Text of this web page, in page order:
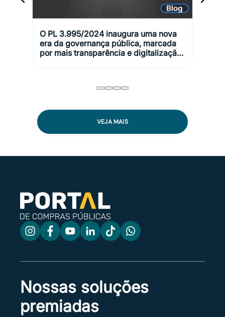
O PL 3.995/2024 inaugura uma nova
era da governança pública, marcada
por mais transparência e digitalização.
14.133/2021. Neste artigo, você vai
estrutural abre caminhos para uma
gestão pública mais moderna e
orientada a resultados.
VEJA MAIS
Nossas soluções
premiadas